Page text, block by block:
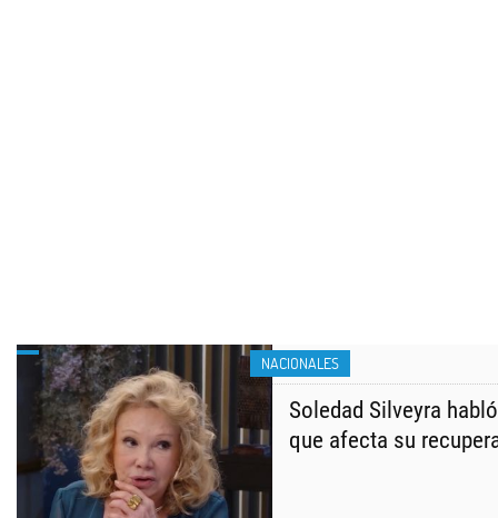
NACIONALES
Soledad Silveyra
que afecta su